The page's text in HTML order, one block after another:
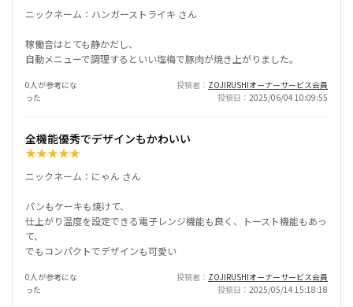
ニックネーム：ハンガーストライキ さん
稼働音はとても静かだし、
自動メニューで調理するといい塩梅で豚肉が焼き上がりました。
0人が参考にな
った
投稿者
ZOJIRUSHIオーナーサービス会員
投稿日
2025/06/04 10:09:55
全機能優秀でデザインもかわいい
★★★★★
ニックネーム：にゃん さん
パンもケーキも焼けて、
仕上がり温度を設定できる電子レンジ機能も良く、トースト機能もあっ
て、
でもコンパクトでデザインも可愛い
0人が参考にな
った
投稿者
ZOJIRUSHIオーナーサービス会員
投稿日
2025/05/14 15:18:18